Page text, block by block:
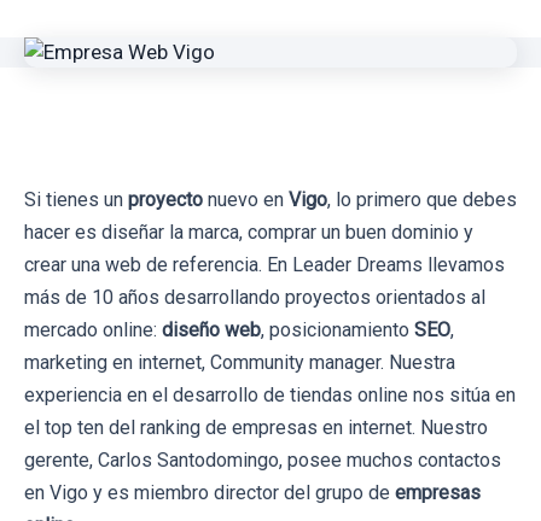
Si tienes un proyecto nuevo en Vigo, lo primero que debes
hacer es diseñar la marca, comprar un buen dominio y
crear una web de referencia. En Leader Dreams llevamos
más de 10 años desarrollando proyectos orientados al
mercado online: diseño web, posicionamiento SEO,
marketing en internet, Community manager. Nuestra
experiencia en el desarrollo de tiendas online nos sitúa en
el top ten del ranking de empresas en internet. Nuestro
gerente, Carlos Santodomingo, posee muchos contactos
en Vigo y es miembro director del grupo de empresas